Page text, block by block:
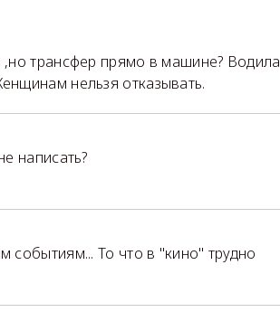
трансфер прямо в машине? Водила
нельзя отказывать.
написать?
событиям... То что в "кино" трудно